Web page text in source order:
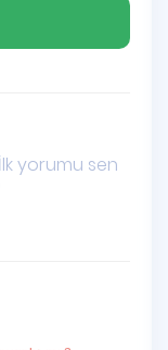
yorumu sen